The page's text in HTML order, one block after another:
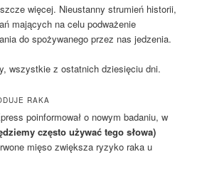
więcej. Nieustanny strumień historii,
mających na celu podważenie
do spożywanego przez nas jedzenia.
wszystkie z ostatnich dziesięciu dni.
RAKA
poinformował o nowym badaniu, w
często używać tego słowa)
mięso zwiększa ryzyko raka u